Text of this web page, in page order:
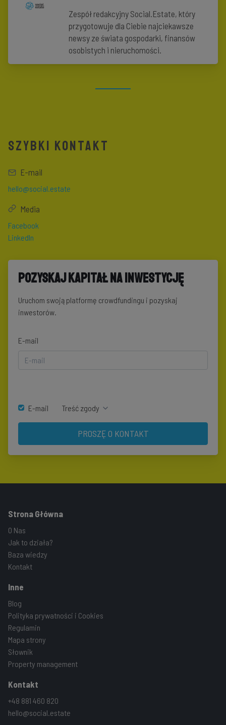
Zespół redakcyjny Social.Estate, który
przygotowuje dla Ciebie najciekawsze
newsy ze świata gospodarki, finansów
osobistych i nieruchomości.
Pozyskaj kapitał na inwestycję
Uruchom swoją platformę crowdfundingu i pozyskaj
inwestorów.
E-mail
E-mail Treść zgody
PROSZĘ O KONTAKT
SZYBKI KONTAKT
E-mail
hello@social.estate
Media
Facebook
LinkedIn
Strona Główna
O Nas
Jak to działa?
Baza wiedzy
Kontakt
Inne
Blog
Polityka prywatności i Cookies
Regulamin
Mapa strony
Słownik
Property management
Kontakt
+48 881 460 820
hello@social.estate